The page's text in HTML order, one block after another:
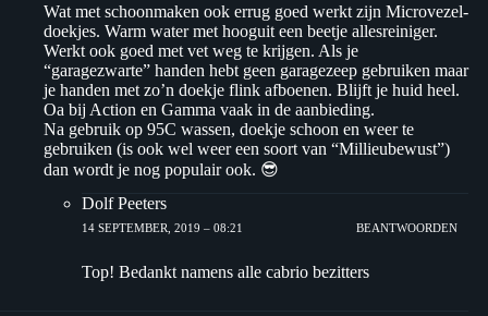
Wat met schoonmaken ook errug goed werkt zijn Microvezel-
doekjes. Warm water met hooguit een beetje allesreiniger.
Werkt ook goed met vet weg te krijgen. Als je
“garagezwarte” handen hebt geen garagezeep gebruiken maar
je handen met zo’n doekje flink afboenen. Blijft je huid heel.
Oa bij Action en Gamma vaak in de aanbieding.
Na gebruik op 95C wassen, doekje schoon en weer te
gebruiken (is ook wel weer een soort van “Millieubewust”)
dan wordt je nog populair ook. 😎
Dolf Peeters
14 SEPTEMBER, 2019 – 08:21 BEANTWOORDEN
Top! Bedankt namens alle cabrio bezitters